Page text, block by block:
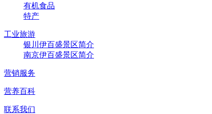
有机食品
特产
工业旅游
银川伊百盛景区简介
南京伊百盛景区简介
营销服务
营养百科
联系我们